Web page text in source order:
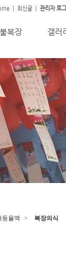
최신글 관리자 로
불복장 갤러
동율맥 > 복장의식